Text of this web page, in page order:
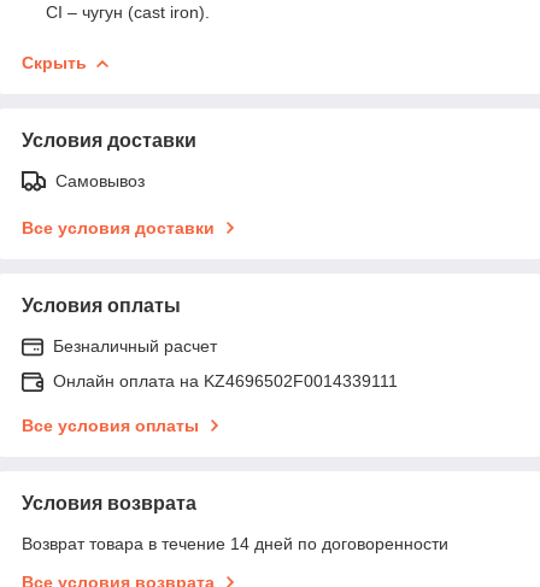
CI – чугун (cast iron).
Скрыть
Условия доставки
Самовывоз
Все условия доставки
Условия оплаты
Безналичный расчет
Онлайн оплата на KZ4696502F0014339111
Все условия оплаты
Условия возврата
Возврат товара в течение 14 дней по договоренности
Все условия возврата